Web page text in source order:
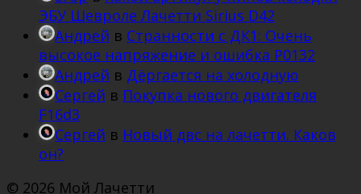
ЭБУ Шевроле Лачетти Sirius D42
Андрей в Странности с ДК1: Очень
высокое напряжение и ошибка Р0132
Андрей в Дёргается на холодную
Сергей в Покупка нового двигателя
F16d3
Сергей в Новый двс на лачетти. Каков
он?
© 2026 Мой Лачетти